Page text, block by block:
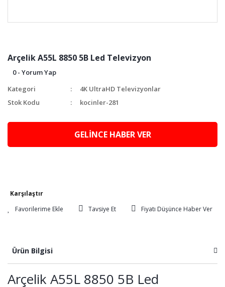
Arçelik A55L 8850 5B Led Televizyon
0 - Yorum Yap
Kategori
4K UltraHD Televizyonlar
Stok Kodu
kocinler-281
GELİNCE HABER VER
Karşılaştır
Tavsiye Et
Fiyatı Düşünce Haber Ver
Ürün Bilgisi
Arçelik A55L 8850 5B Led